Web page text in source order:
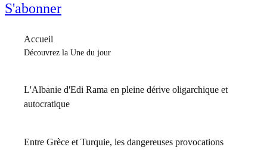
S'abonner
Accueil
Découvrez la Une du jour
L'Albanie d'Edi Rama en pleine dérive oligarchique et
autocratique
Entre Grèce et Turquie, les dangereuses provocations